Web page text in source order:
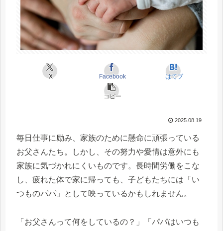
X Facebook はてブ
コピー
2025.08.19
毎日仕事に励み、家族のために懸命に頑張っている
お父さんたち。しかし、その努力や愛情は意外にも
家族に気づかれにくいものです。長時間労働をこな
し、疲れた体で家に帰っても、子どもたちには「い
つものパパ」として映っているかもしれません。
「お父さんって何をしているの？」「パパはいつも